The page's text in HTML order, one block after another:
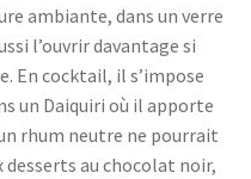
ambiante, dans un verre
l’ouvrir davantage si
En cocktail, il s’impose
un Daiquiri où il apporte
rhum neutre ne pourrait
desserts au chocolat noir,